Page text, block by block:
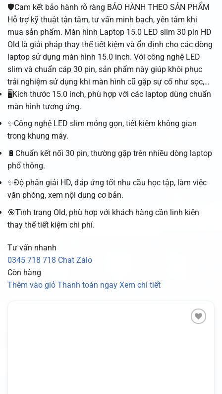
🛡️Cam kết bảo hành rõ ràng BẢO HÀNH THEO SẢN PHẨM
Hỗ trợ kỹ thuật tận tâm, tư vấn minh bạch, yên tâm khi
mua sản phẩm. Màn hình Laptop 15.0 LED slim 30 pin HD
Old là giải pháp thay thế tiết kiệm và ổn định cho các dòng
laptop sử dụng màn hình 15.0 inch. Với công nghệ LED
slim và chuẩn cáp 30 pin, sản phẩm này giúp khôi phục
trải nghiệm sử dụng khi màn hình cũ gặp sự cố như sọc,…
🖥️Kích thước 15.0 inch, phù hợp với các laptop dùng chuẩn
màn hình tương ứng.
✨Công nghệ LED slim mỏng gọn, tiết kiệm không gian
trong khung máy.
🔋Chuẩn kết nối 30 pin, thường gặp trên nhiều dòng laptop
phổ thông.
✨Độ phân giải HD, đáp ứng tốt nhu cầu học tập, làm việc
văn phòng, xem nội dung cơ bản.
🎯Tình trạng Old, phù hợp với khách hàng cần linh kiện
thay thế tiết kiệm chi phí.
Tư vấn nhanh
0345 718 718 Chat Zalo
Còn hàng
Thêm vào giỏ Thanh toán ngay Xem chi tiết